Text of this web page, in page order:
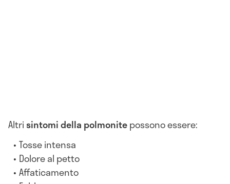
Altrisintomi della polmonitepossono essere:
Tosse intensa
Dolore al petto
Affaticamento